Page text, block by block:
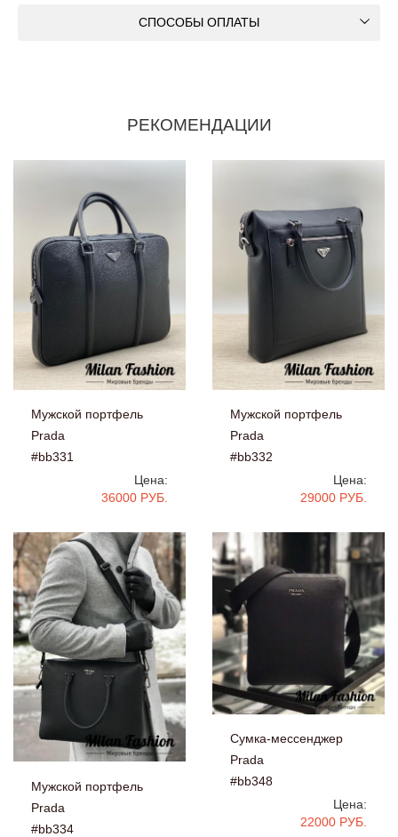
СПОСОБЫ ОПЛАТЫ
РЕКОМЕНДАЦИИ
Мужской портфель
Prada
#bb331
Цена:
36000 РУБ.
Мужской портфель
Prada
#bb332
Цена:
29000 РУБ.
Мужской портфель
Prada
#bb334
Сумка-мессенджер
Prada
#bb348
Цена:
22000 РУБ.